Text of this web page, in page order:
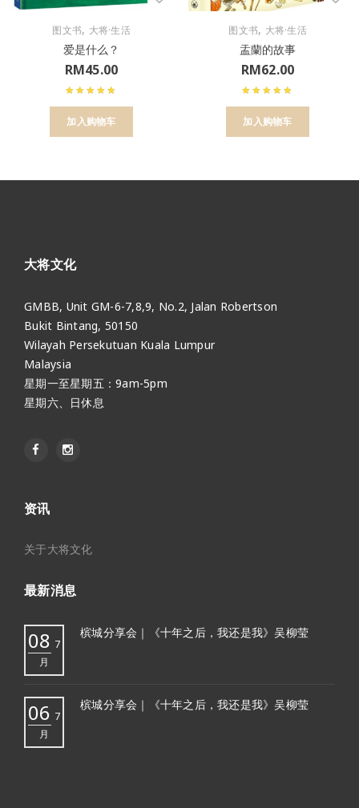
图文书, 大将·生活
爱是什么？
RM45.00
加入购物车
图文书, 大将·生活
盂蘭的故事
RM62.00
加入购物车
大将文化
GMBB, Unit GM-6-7,8,9, No.2, Jalan Robertson
Bukit Bintang, 50150
Wilayah Persekutuan Kuala Lumpur
Malaysia
星期一至星期五：9am-5pm
星期六、日休息
资讯
关于大将文化
最新消息
08 7
月
槟城分享会｜《十年之后，我还是我》吴柳莹
06 7
月
槟城分享会｜《十年之后，我还是我》吴柳莹